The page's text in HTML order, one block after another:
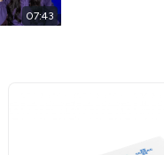
07:43